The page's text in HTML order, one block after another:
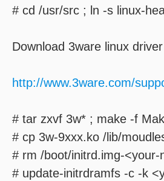
# cd /usr/src ; ln -s linux-
Download 3ware linux
http://www.3ware.com/
# tar zxvf 3w* ; make -f
# cp 3w-9xxx.ko /lib/
# rm /boot/initrd.img-<your-
# update-initrdramfs -c -k